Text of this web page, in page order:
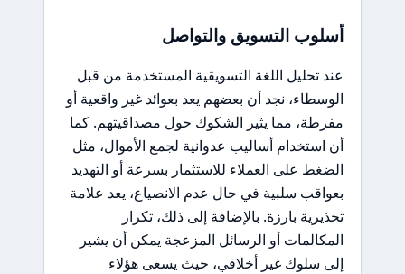
أسلوب التسويق والتواصل
عند تحليل اللغة التسويقية المستخدمة من قبل
الوسطاء، نجد أن بعضهم يعد بعوائد غير واقعية أو
مفرطة، مما يثير الشكوك حول مصداقيتهم. كما
أن استخدام أساليب عدوانية لجمع الأموال، مثل
الضغط على العملاء للاستثمار بسرعة أو التهديد
بعواقب سلبية في حال عدم الانصياع، يعد علامة
تحذيرية بارزة. بالإضافة إلى ذلك، تكرار
المكالمات أو الرسائل المزعجة يمكن أن يشير
إلى سلوك غير أخلاقي، حيث يسعى هؤلاء